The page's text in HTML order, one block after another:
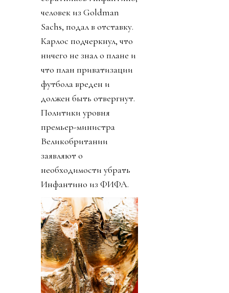
человек из Goldman
Sachs, подал в отставку.
Карлос подчеркнул, что
ничего не знал о плане и
что план приватизации
футбола вреден и
должен быть отвергнут.
Политики уровня
премьер-министра
Великобритании
заявляют о
необходимости убрать
Инфантино из ФИФА.